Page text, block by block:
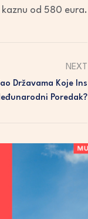
od 580 eura.
NEXT
Državama Koje Ins
Poredak?